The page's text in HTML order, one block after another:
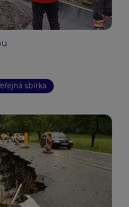
sbírka